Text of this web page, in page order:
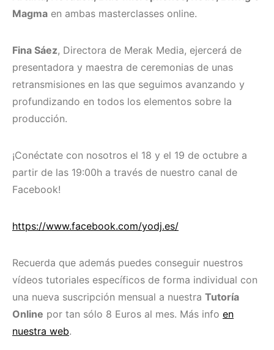
Magma en ambas masterclasses online.
Fina Sáez, Directora de Merak Media, ejercerá de
presentadora y maestra de ceremonias de unas
retransmisiones en las que seguimos avanzando y
profundizando en todos los elementos sobre la
producción.
¡Conéctate con nosotros el 18 y el 19 de octubre a
partir de las 19:00h a través de nuestro canal de
Facebook!
https://www.facebook.com/yodj.es/
Recuerda que además puedes conseguir nuestros
vídeos tutoriales específicos de forma individual con
una nueva suscripción mensual a nuestra Tutoría
Online por tan sólo 8 Euros al mes. Más info en
nuestra web.